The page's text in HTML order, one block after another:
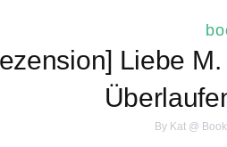
Liebe
By Kat @